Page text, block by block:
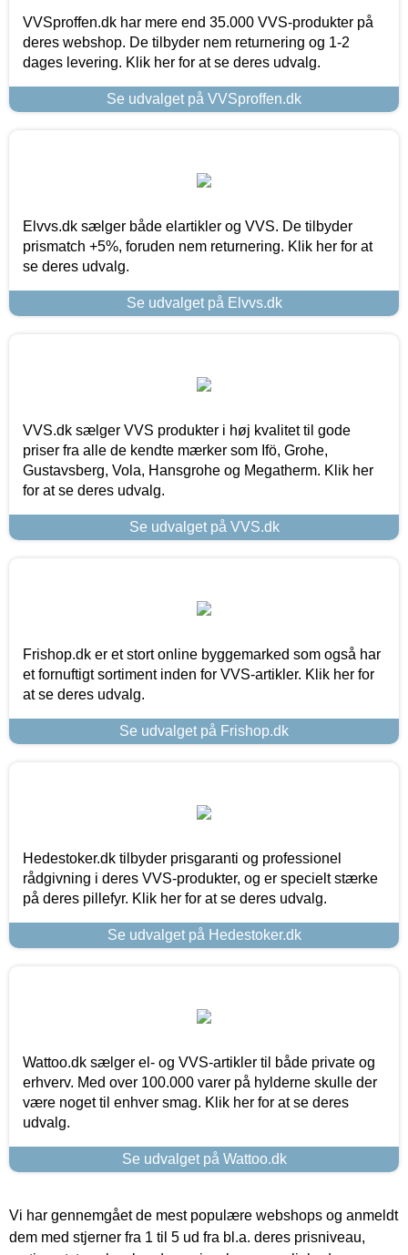
VVSproffen.dk har mere end 35.000 VVS-produkter på
deres webshop. De tilbyder nem returnering og 1-2
dages levering. Klik her for at se deres udvalg.
Se udvalget på VVSproffen.dk
Elvvs.dk sælger både elartikler og VVS. De tilbyder
prismatch +5%, foruden nem returnering. Klik her for at
se deres udvalg.
Se udvalget på Elvvs.dk
VVS.dk sælger VVS produkter i høj kvalitet til gode
priser fra alle de kendte mærker som Ifö, Grohe,
Gustavsberg, Vola, Hansgrohe og Megatherm. Klik her
for at se deres udvalg.
Se udvalget på VVS.dk
Frishop.dk er et stort online byggemarked som også har
et fornuftigt sortiment inden for VVS-artikler. Klik her for
at se deres udvalg.
Se udvalget på Frishop.dk
Hedestoker.dk tilbyder prisgaranti og professionel
rådgivning i deres VVS-produkter, og er specielt stærke
på deres pillefyr. Klik her for at se deres udvalg.
Se udvalget på Hedestoker.dk
Wattoo.dk sælger el- og VVS-artikler til både private og
erhverv. Med over 100.000 varer på hylderne skulle der
være noget til enhver smag. Klik her for at se deres
udvalg.
Se udvalget på Wattoo.dk
Vi har gennemgået de mest populære webshops og anmeldt
dem med stjerner fra 1 til 5 ud fra bl.a. deres prisniveau,